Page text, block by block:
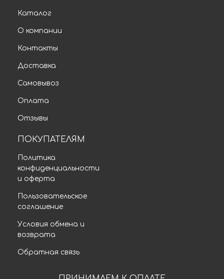
Каталог
О компании
Контакты
Доставка
Самовывоз
Оплата
Отзывы
ПОКУПАТЕЛЯМ
Политика
конфиденциальности
и оферта
Пользовательское
соглашение
Условия обмена и
возврата
Обратная связь